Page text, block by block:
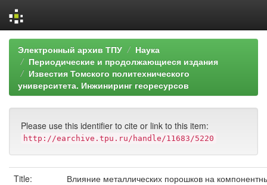
Skip
navigation
Электронный архив ТПУ
Наука
Периодические и продолжающиеся издания
Известия Томского политехнического
университета. Инжиниринг георесурсов
Please use this identifier to cite or link to this item:
http://earchive.tpu.ru/handle/11683/5220
Title:
Влияние металлических порошков на